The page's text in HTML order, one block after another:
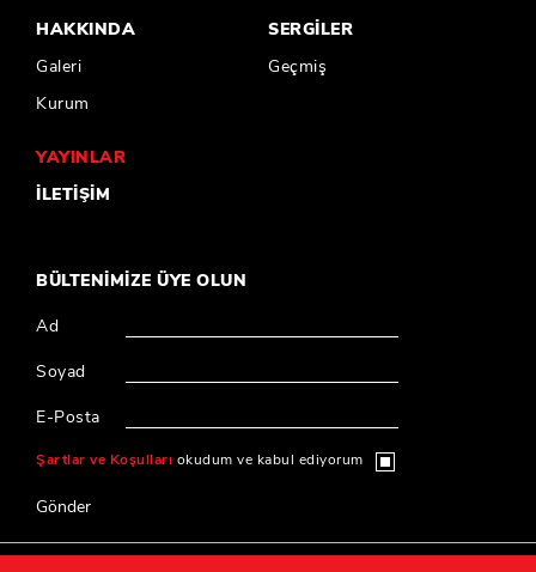
HAKKINDA
Galeri
Kurum
SERGİLER
Geçmiş
YAYINLAR
İLETİŞİM
BÜLTENİMİZE ÜYE OLUN
Ad
Soyad
E-Posta
Şartlar ve Koşulları okudum ve kabul ediyorum
Gönder